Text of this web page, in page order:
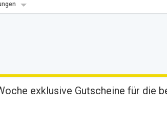
exklusive Gutscheine für die